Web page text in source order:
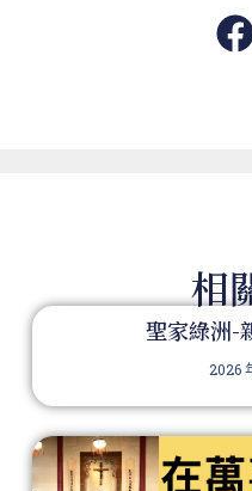
相
聖家綠洲-
2026